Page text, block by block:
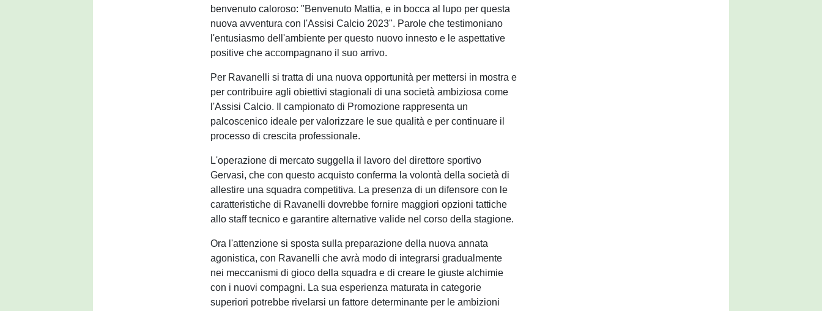
benvenuto caloroso: "Benvenuto Mattia, e in bocca al lupo per questa
nuova avventura con l'Assisi Calcio 2023". Parole che testimoniano
l'entusiasmo dell'ambiente per questo nuovo innesto e le aspettative
positive che accompagnano il suo arrivo.
Per Ravanelli si tratta di una nuova opportunità per mettersi in mostra e
per contribuire agli obiettivi stagionali di una società ambiziosa come
l'Assisi Calcio. Il campionato di Promozione rappresenta un
palcoscenico ideale per valorizzare le sue qualità e per continuare il
processo di crescita professionale.
L'operazione di mercato suggella il lavoro del direttore sportivo
Gervasi, che con questo acquisto conferma la volontà della società di
allestire una squadra competitiva. La presenza di un difensore con le
caratteristiche di Ravanelli dovrebbe fornire maggiori opzioni tattiche
allo staff tecnico e garantire alternative valide nel corso della stagione.
Ora l'attenzione si sposta sulla preparazione della nuova annata
agonistica, con Ravanelli che avrà modo di integrarsi gradualmente
nei meccanismi di gioco della squadra e di creare le giuste alchimie
con i nuovi compagni. La sua esperienza maturata in categorie
superiori potrebbe rivelarsi un fattore determinante per le ambizioni